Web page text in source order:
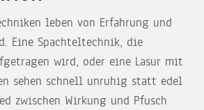
leben von Erfahrung und
Eine Spachteltechnik, die
wird, oder eine Lasur mit
sehen schnell unruhig statt edel
zwischen Wirkung und Pfusch